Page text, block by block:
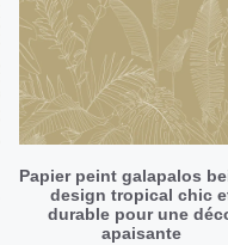
Papier peint galapalos
design tropical chic
durable pour une
apaisante